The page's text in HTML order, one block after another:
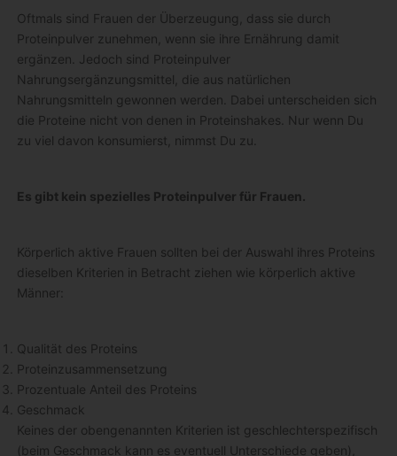
Oftmals sind Frauen der Überzeugung, dass sie durch
Proteinpulver zunehmen, wenn sie ihre Ernährung damit
ergänzen. Jedoch sind Proteinpulver
Nahrungsergänzungsmittel, die aus natürlichen
Nahrungsmitteln gewonnen werden. Dabei unterscheiden sich
die Proteine nicht von denen in Proteinshakes. Nur wenn Du
zu viel davon konsumierst, nimmst Du zu.
Es gibt kein spezielles Proteinpulver für Frauen.
Körperlich aktive Frauen sollten bei der Auswahl ihres Proteins
dieselben Kriterien in Betracht ziehen wie körperlich aktive
Männer:
Qualität des Proteins
Proteinzusammensetzung
Prozentuale Anteil des Proteins
Geschmack
Keines der obengenannten Kriterien ist geschlechterspezifisch
(beim Geschmack kann es eventuell Unterschiede geben),